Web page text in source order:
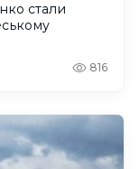
стали
816